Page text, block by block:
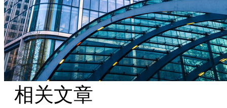
相关文章